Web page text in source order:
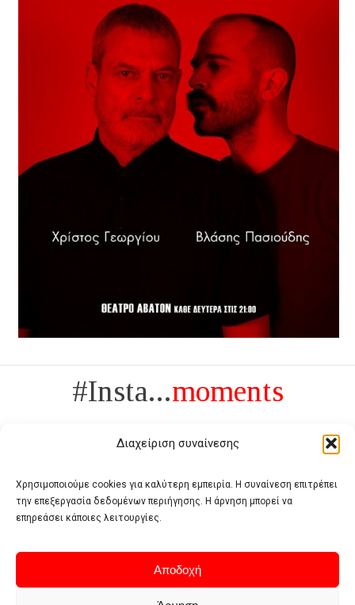
Διαχείριση συναίνεσης
Χρησιμοποιούμε cookies για καλύτερη εμπειρία. Η συναίνεση επιτρέπει
την επεξεργασία δεδομένων περιήγησης. Η άρνηση μπορεί να
επηρεάσει κάποιες λειτουργίες.
Αποδοχή
#Insta...moments
Πολυτέλεια δεν είναι το αντίθετο της ανέχειας, είναι το αντίθετο της